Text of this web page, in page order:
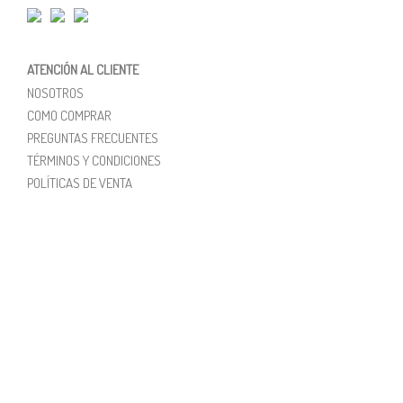
ATENCIÓN AL CLIENTE
NOSOTROS
COMO COMPRAR
PREGUNTAS FRECUENTES
TÉRMINOS Y CONDICIONES
POLÍTICAS DE VENTA